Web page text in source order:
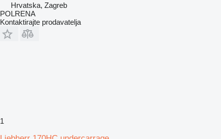
Hrvatska, Zagreb
POLRENA
Kontaktirajte prodavatelja
1